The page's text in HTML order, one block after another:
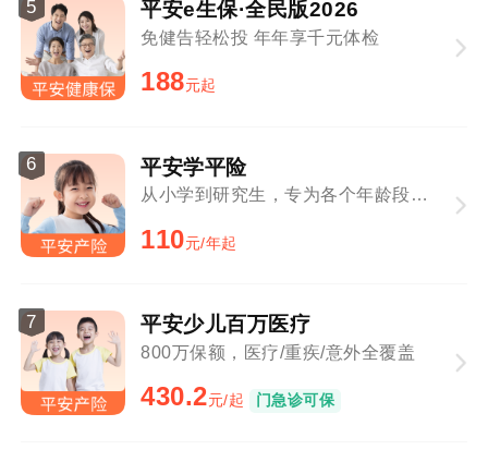
5 平安e生保·全民版2026
免健告轻松投 年年享千元体检
188元起
6 平安学平险
从小学到研究生，专为各个年龄段学生定制
110元/年起
7 平安少儿百万医疗
800万保额，医疗/重疾/意外全覆盖
430.2元/起 门急诊可保